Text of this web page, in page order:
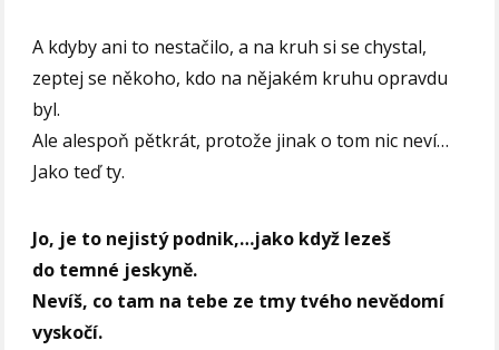
A kdyby ani to nestačilo, a na kruh si se chystal,
zeptej se někoho, kdo na nějakém kruhu opravdu
byl.
Ale alespoň pětkrát, protože jinak o tom nic neví…
Jako teď ty.
Jo, je to nejistý podnik,…jako když lezeš
do temné jeskyně.
Nevíš, co tam na tebe ze tmy tvého nevědomí
vyskočí.